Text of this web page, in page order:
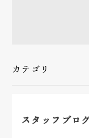
カテゴリ
スタッフブロ